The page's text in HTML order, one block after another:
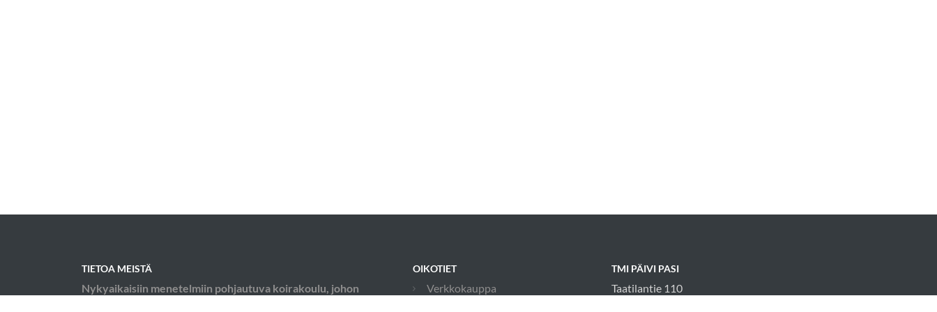
TIETOA MEISTÄ
Nykyaikaisiin menetelmiin pohjautuva koirakoulu, johon
OIKOTIET
Verkkokauppa
TMI PÄIVI PASI
Taatilantie 110